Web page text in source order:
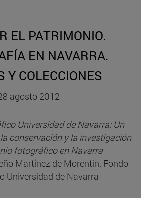
EL PATRIMONIO.
EN NAVARRA.
Y COLECCIONES
agosto 2012
Universidad de Navarra: Un
conservación y la investigación
fotográfico en Navarra
Martínez de Morentin. Fondo
Universidad de Navarra